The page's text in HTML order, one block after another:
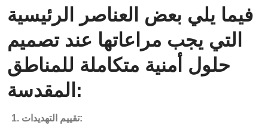
فيما يلي بعض العناصر الرئيسية
التي يجب مراعاتها عند تصميم
حلول أمنية متكاملة للمناطق
المقدسة:
تقييم التهديدات: